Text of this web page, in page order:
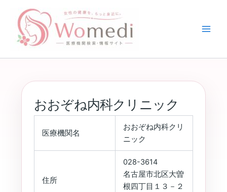
おおぞね内科クリニック
医療機関名
おおぞね内科クリ
ニック
住所
028-3614
名古屋市北区大曽
根四丁目１３－２